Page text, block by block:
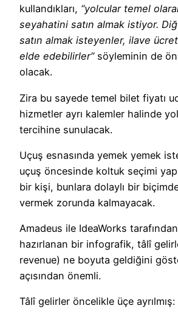
kullandıkları, “yolcular temel
seyahatini satın almak istiyor.
satın almak isteyenler, ilave
elde edebilirler”söyleminin de
olacak.
Zira bu sayede temel bilet fiyatı
hizmetler ayrı kalemler halinde
tercihine sunulacak.
Uçuş esnasında yemek yemek
uçuş öncesinde koltuk seçimi
bir kişi, bunlara dolaylı bir
vermek zorunda kalmayacak.
Amadeus ile IdeaWorks
hazırlanan bir infografik, tâlî
revenue) ne boyuta geldiğini
açısından önemli.
Tâlî gelirler öncelikle üçe ayrılmış: